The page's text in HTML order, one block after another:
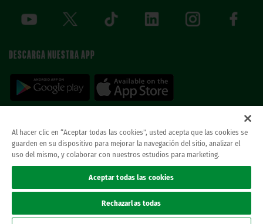
DESCARGA NUESTRA APP
© REAL BETIS BALOMPIE.esta página web es la única oficial del real betis balompie.
todos los derechos reservados.
Canal ético
Al hacer clic en “Aceptar todas las cookies”, usted acepta que las cookies se
guarden en su dispositivo para mejorar la navegación del sitio, analizar el
uso del mismo, y colaborar con nuestros estudios para marketing.
Aceptar todas las cookies
Rechazarlas todas